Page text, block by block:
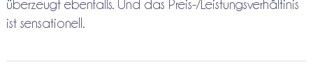
überzeugt ebenfalls. Und das Preis-/Leistungsverhältinis
ist sensationell.